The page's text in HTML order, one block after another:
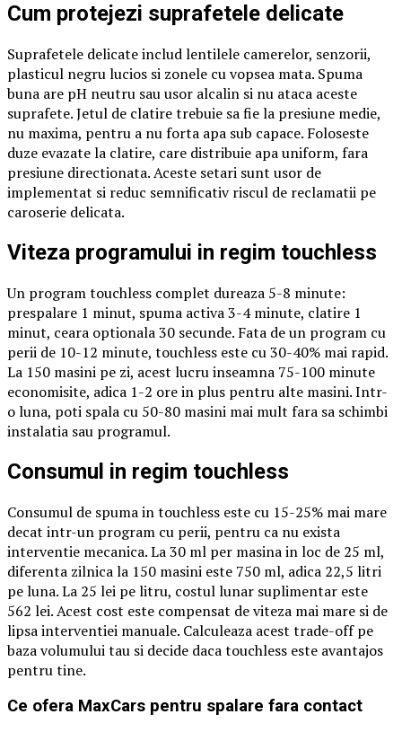
Cum protejezi suprafetele delicate
Suprafetele delicate includ lentilele camerelor, senzorii,
plasticul negru lucios si zonele cu vopsea mata. Spuma
buna are pH neutru sau usor alcalin si nu ataca aceste
suprafete. Jetul de clatire trebuie sa fie la presiune medie,
nu maxima, pentru a nu forta apa sub capace. Foloseste
duze evazate la clatire, care distribuie apa uniform, fara
presiune directionata. Aceste setari sunt usor de
implementat si reduc semnificativ riscul de reclamatii pe
caroserie delicata.
Viteza programului in regim touchless
Un program touchless complet dureaza 5-8 minute:
prespalare 1 minut, spuma activa 3-4 minute, clatire 1
minut, ceara optionala 30 secunde. Fata de un program cu
perii de 10-12 minute, touchless este cu 30-40% mai rapid.
La 150 masini pe zi, acest lucru inseamna 75-100 minute
economisite, adica 1-2 ore in plus pentru alte masini. Intr-
o luna, poti spala cu 50-80 masini mai mult fara sa schimbi
instalatia sau programul.
Consumul in regim touchless
Consumul de spuma in touchless este cu 15-25% mai mare
decat intr-un program cu perii, pentru ca nu exista
interventie mecanica. La 30 ml per masina in loc de 25 ml,
diferenta zilnica la 150 masini este 750 ml, adica 22,5 litri
pe luna. La 25 lei pe litru, costul lunar suplimentar este
562 lei. Acest cost este compensat de viteza mai mare si de
lipsa interventiei manuale. Calculeaza acest trade-off pe
baza volumului tau si decide daca touchless este avantajos
pentru tine.
Ce ofera MaxCars pentru spalare fara contact